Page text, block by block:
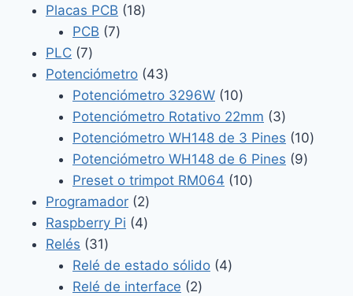
Placas PCB 1818
PCB 77
PLC 77
productos
Potenciómetro 4343
productos
Potenciómetro 3296W 1010
productos
Potenciómetro Rotativo 22mm 33
productos
Potenciómetro WH148 de 3 Pines 1010
Potenciómetro WH148 de 6 Pines 99
Preset o trimpot RM064 1010
Programador 22
productos
Raspberry Pi 44
Relés 3131
productos
Relé de estado sólido 44
Relé de interface 22